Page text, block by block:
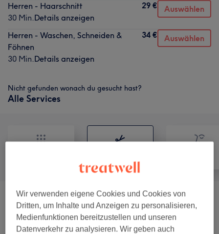
Herren - Haarschnitt
30 Min.Details anzeigen
29 € Auswählen
Herren - Waschen, Schneiden &
Föhnen
30 Min.Details anzeigen
34 € Auswählen
Nicht gefunden wonach du gesucht hast?
Alle Services
Damen - Haarschnitte & Stylings ab 35 €
Damen - Coloration, Föhnen & Styling (5 ab 104 €
Wir verwenden eigene Cookies und Cookies von
Dritten, um Inhalte und Anzeigen zu personalisieren,
Medienfunktionen bereitzustellen und unseren
Datenverkehr zu analysieren. Wir geben auch